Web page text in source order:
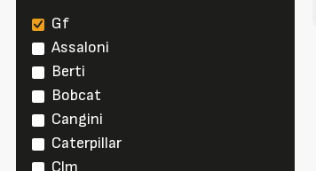
Gf
Assaloni
Berti
Bobcat
Cangini
Caterpillar
Clm